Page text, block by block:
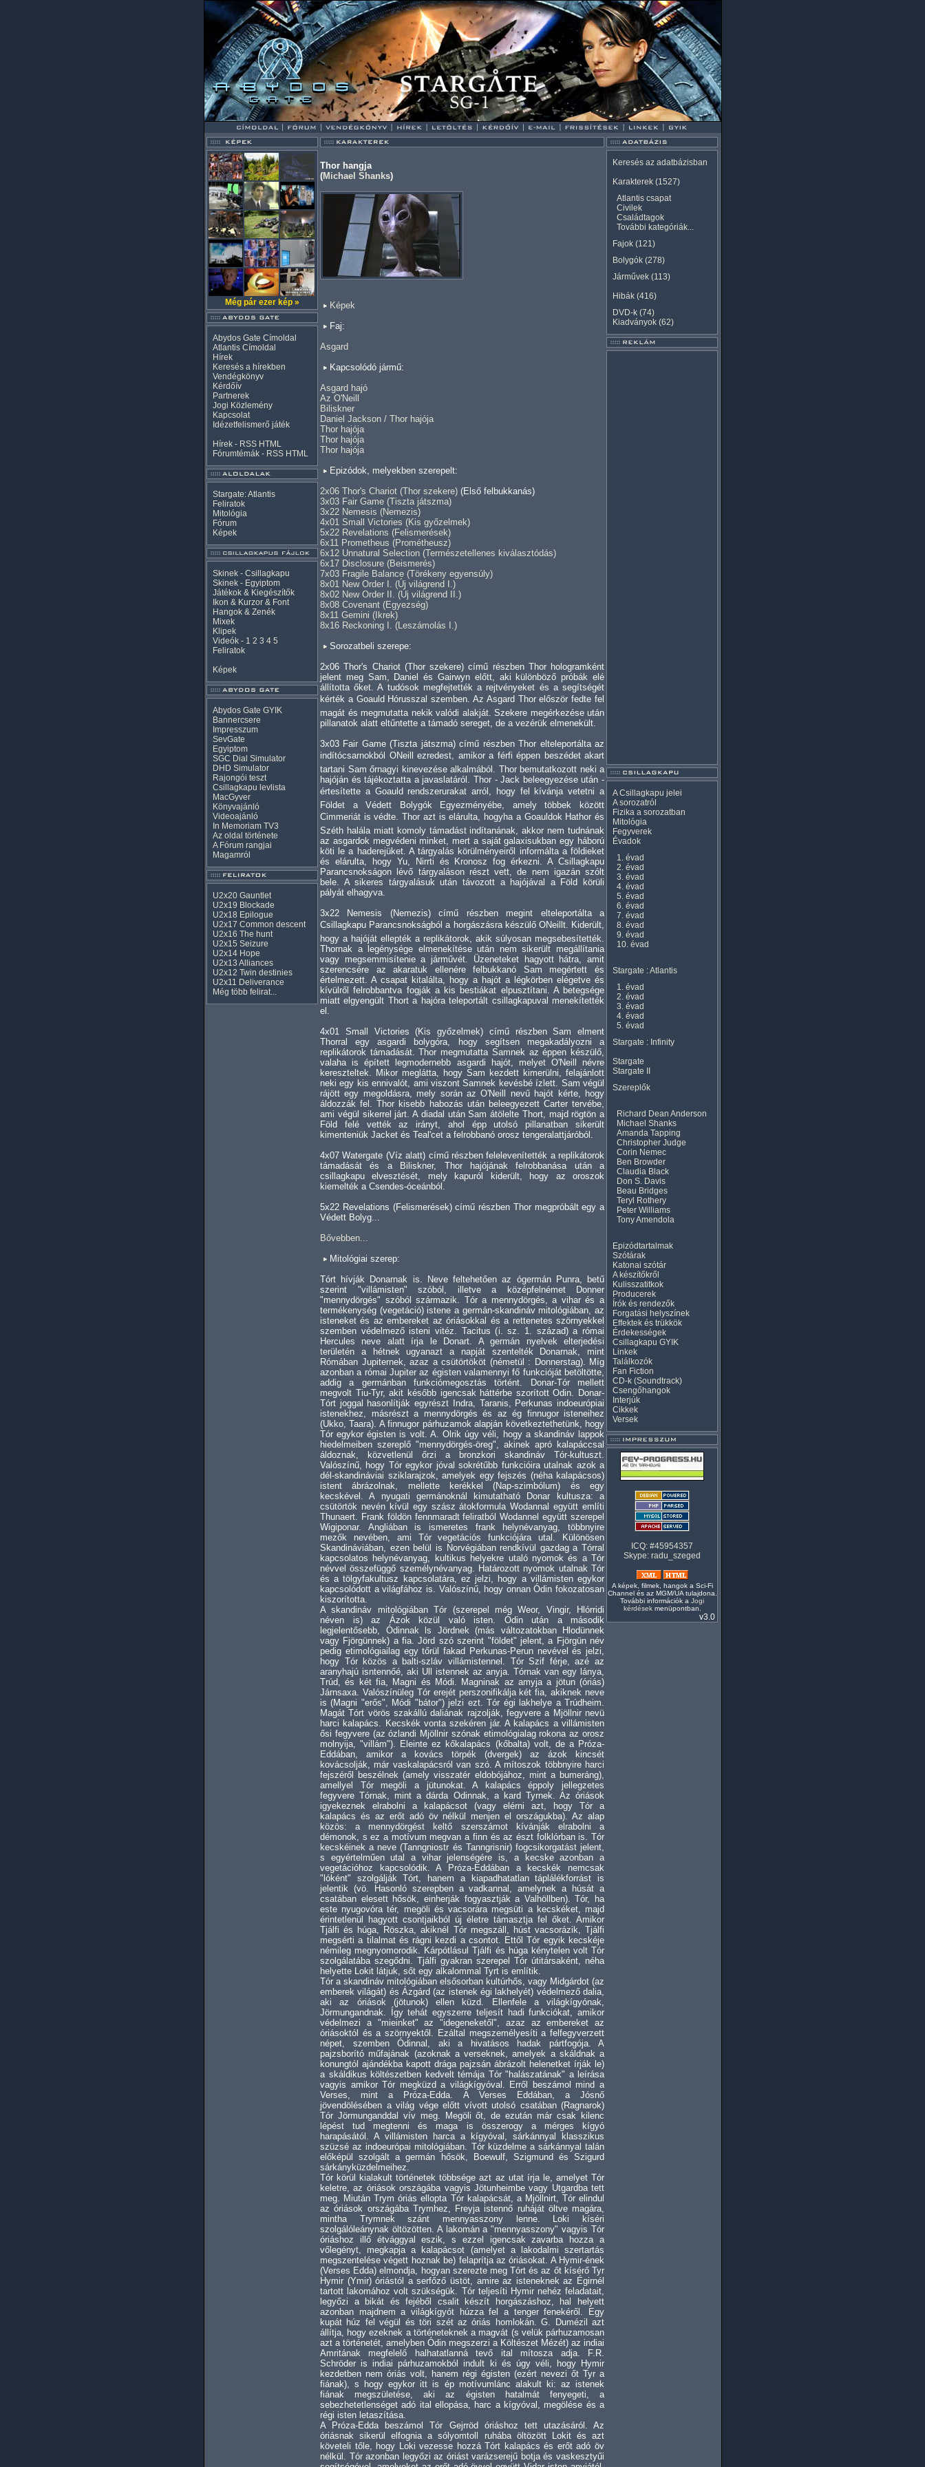
Még pár ezer kép »
Abydos Gate Címoldal
Atlantis Címoldal
Hírek
Keresés a hírekben
Vendégkönyv
Kérdőív
Partnerek
Jogi Közlemény
Kapcsolat
Idézetfelismerő játék
Hírek - RSS HTML
Fórumtémák - RSS HTML
Stargate: Atlantis
Feliratok
Mitológia
Fórum
Képek
Skinek - Csillagkapu
Skinek - Egyiptom
Játékok & Kiegészítők
Ikon & Kurzor & Font
Hangok & Zenék
Mixek
Klipek
Videók - 1 2 3 4 5
Feliratok
Képek
Abydos Gate GYIK
Bannercsere
Impresszum
SevGate
Egyiptom
SGC Dial Simulator
DHD Simulator
Rajongói teszt
Csillagkapu levlista
MacGyver
Könyvajánló
Videoajánló
In Memoriam TV3
Az oldal története
A Fórum rangjai
Magamról
U2x20 Gauntlet
U2x19 Blockade
U2x18 Epilogue
U2x17 Common descent
U2x16 The hunt
U2x15 Seizure
U2x14 Hope
U2x13 Alliances
U2x12 Twin destinies
U2x11 Deliverance
Még több felirat...
Thor hangja
(Michael Shanks)
Képek
Faj:
Asgard
Kapcsolódó jármű:
Asgard hajó
Az O'Neill
Biliskner
Daniel Jackson / Thor hajója
Thor hajója
Thor hajója
Thor hajója
Epizódok, melyekben szerepelt:
2x06 Thor's Chariot (Thor szekere) (Első felbukkanás)
3x03 Fair Game (Tiszta játszma)
3x22 Nemesis (Nemezis)
4x01 Small Victories (Kis győzelmek)
5x22 Revelations (Felismerések)
6x11 Prometheus (Prométheusz)
6x12 Unnatural Selection (Természetellenes kiválasztódás)
6x17 Disclosure (Beismerés)
7x03 Fragile Balance (Törékeny egyensúly)
8x01 New Order I. (Új világrend I.)
8x02 New Order II. (Új világrend II.)
8x08 Covenant (Egyezség)
8x11 Gemini (Ikrek)
8x16 Reckoning I. (Leszámolás I.)
Sorozatbeli szerepe:
2x06 Thor's Chariot (Thor szekere) című részben Thor hologramként
jelent meg Sam, Daniel és Gairwyn előtt, aki különböző próbák elé
állította őket. A tudósok megfejtették a rejtvényeket és a segítségét
kérték a Goauld Hórusszal szemben. Az Asgard Thor először fedte fel
magát és megmutatta nekik valódi alakját. Szekere megérkezése után
pillanatok alatt eltűntette a támadó sereget, de a vezérük elmenekült.
3x03 Fair Game (Tiszta játszma) című részben Thor elteleportálta az
indítócsarnokból ONeill ezredest, amikor a férfi éppen beszédet akart
tartani Sam őrnagyi kinevezése alkalmából. Thor bemutatkozott neki a
hajóján és tájékoztatta a javaslatáról. Thor - Jack beleegyezése után -
értesítette a Goauld rendszerurakat arról, hogy fel kívánja vetetni a
Földet a Védett Bolygók Egyezményébe, amely többek között
Cimmeriát is védte. Thor azt is elárulta, hogyha a Goauldok Hathor és
Széth halála miatt komoly támadást indítanának, akkor nem tudnának
az asgardok megvédeni minket, mert a saját galaxisukban egy háború
köti le a haderejüket. A tárgyalás körülményeiről informálta a földieket
és elárulta, hogy Yu, Nirrti és Kronosz fog érkezni. A Csillagkapu
Parancsnokságon lévő tárgyaláson részt vett, de nem igazán szólt
bele. A sikeres tárgyalásuk után távozott a hajójával a Föld körüli
pályát elhagyva.
3x22 Nemesis (Nemezis) című részben megint elteleportálta a
Csillagkapu Parancsnokságból a horgászásra készülő ONeillt. Kiderült,
hogy a hajóját ellepték a replikátorok, akik súlyosan megsebesítették.
Thornak a legénysége elmenekítése után nem sikerült megállítania
vagy megsemmisítenie a járművét. Üzeneteket hagyott hátra, amit
szerencsére az akaratuk ellenére felbukkanó Sam megértett és
értelmezett. A csapat kitalálta, hogy a hajót a légkörben elégetve és
kívülről felrobbantva fogják a kis bestiákat elpusztítani. A betegsége
miatt elgyengült Thort a hajóra teleportált csillagkapuval menekítették
el.
4x01 Small Victories (Kis győzelmek) című részben Sam elment
Thorral egy asgardi bolygóra, hogy segítsen megakadályozni a
replikátorok támadását. Thor megmutatta Samnek az éppen készülő,
valaha is épített legmodernebb asgardi hajót, melyet O'Neill névre
kereszteltek. Mikor meglátta, hogy Sam kezdett kimerülni, felajánlott
neki egy kis ennivalót, ami viszont Samnek kevésbé ízlett. Sam végül
rájött egy megoldásra, mely során az O'Neill nevű hajót kérte, hogy
áldozzák fel. Thor kisebb habozás után beleegyezett Carter tervébe,
ami végül sikerrel járt. A diadal után Sam átölelte Thort, majd rögtön a
Föld felé vették az irányt, ahol épp utolsó pillanatban sikerült
kimenteniük Jacket és Teal'cet a felrobbanó orosz tengeralattjáróból.
4x07 Watergate (Víz alatt) című részben felelevenítették a replikátorok
támadását és a Biliskner, Thor hajójának felrobbanása után a
csillagkapu elvesztését, mely kapuról kiderült, hogy az oroszok
kiemelték a Csendes-óceánból.
5x22 Revelations (Felismerések) című részben Thor megpróbált egy a
Védett Bolyg...
Bővebben...
Mitológiai szerep:
Tórt hívják Donarnak is. Neve feltehetően az ógermán Punra, betű
szerint "villámisten" szóból, illetve a középfelnémet Donner
"mennydörgés" szóból származik. Tór a mennydörgés, a vihar és a
termékenység (vegetáció) istene a germán-skandináv mitológiában, az
isteneket és az embereket az óriásokkal és a rettenetes szörnyekkel
szemben védelmező isteni vitéz. Tacitus (i. sz. 1. század) a római
Hercules neve alatt írja le Donart. A germán nyelvek elterjedési
területén a hétnek ugyanazt a napját szentelték Donarnak, mint
Rómában Jupiternek, azaz a csütörtököt (németül : Donnerstag). Míg
azonban a római Jupiter az égisten valamennyi fő funkcióját betöltötte,
addig a germánban funkciómegosztás történt. Donar-Tór mellett
megvolt Tiu-Tyr, akit később igencsak háttérbe szorított Odin. Donar-
Tórt joggal hasonlítják egyrészt Indra, Taranis, Perkunas indoeurópiai
istenekhez, másrészt a mennydörgés és az ég finnugor isteneihez
(Ukko, Taara). A finnugor párhuzamok alapján következtethetünk, hogy
Tór egykor égisten is volt. A. Olrik úgy véli, hogy a skandináv lappok
hiedelmeiben szereplő "mennydörgés-öreg", akinek apró kalapáccsal
áldoznak, közvetlenül őrzi a bronzkori skandináv Tór-kultuszt.
Valószínű, hogy Tór egykor jóval sokrétűbb funkcióira utalnak azok a
dél-skandináviai sziklarajzok, amelyek egy fejszés (néha kalapácsos)
istent ábrázolnak, mellette kerékkel (Nap-szimbólum) és egy
kecskével. A nyugati germánoknál kimutatható Donar kultusza: a
csütörtök nevén kívül egy szász átokformula Wodannal együtt említi
Thunaert. Frank földön fennmaradt feliratból Wodannel együtt szerepel
Wigiponar. Angliában is ismeretes frank helynévanyag, többnyire
mezők nevében, ami Tór vegetációs funkciójára utal. Különösen
Skandináviában, ezen belül is Norvégiában rendkívül gazdag a Tórral
kapcsolatos helynévanyag, kultikus helyekre utaló nyomok és a Tór
névvel összefüggő személynévanyag. Határozott nyomok utalnak Tór
és a tölgyfakultusz kapcsolatára, ez jelzi, hogy a villámisten egykor
kapcsolódott a világfához is. Valószínű, hogy onnan Ódin fokozatosan
kiszorította.
A skandináv mitológiában Tór (szerepel még Weor, Vingir, Hlórridi
néven is) az Ázok közül való isten. Ódin után a második
legjelentősebb, Ódinnak ls Jördnek (más változatokban Hlodünnek
vagy Fjörgünnek) a fia. Jörd szó szerint "földet" jelent, a Fjörgün név
pedig etimológiailag egy tőrül fakad Perkunas-Perun nevével és jelzi,
hogy Tór közös a balti-szláv villámistennel. Tór Szif férje, azé az
aranyhajú isntennőé, aki Ull istennek az anyja. Tórnak van egy lánya,
Trúd, és két fia, Magni és Módi. Magninak az amyja a jötun (óriás)
Járnsaxa. Valószínüleg Tór erejét perszonifikálja két fia, akiknek neve
is (Magni "erős", Módi "bátor") jelzi ezt. Tór égi lakhelye a Trúdheim.
Magát Tórt vörös szakállú daliának rajzolják, fegyvere a Mjöllnir nevü
harci kalapács. Kecskék vonta szekéren jár. A kalapács a villámisten
ősi fegyvere (az ózlandi Mjöllnir szónak etimológialag rokona az orosz
molnyija, "villám"). Eleinte ez kőkalapács (kőbalta) volt, de a Próza-
Eddában, amikor a kovács törpék (dvergek) az ázok kincsét
kovácsolják, már vaskalapácsról van szó. A mítoszok többnyire harci
fejszéről beszélnek (amely visszatér eldobójához, mint a bumeráng),
amellyel Tór megöli a jütunokat. A kalapács éppoly jellegzetes
fegyvere Tórnak, mint a dárda Odinnak, a kard Tyrnek. Az óriások
igyekeznek elrabolni a kalapácsot (vagy elérni azt, hogy Tór a
kalapács és az erőt adó öv nélkül menjen el országukba). Az alap
közös: a mennydörgést keltő szerszámot kívánják elrabolni a
démonok, s ez a motívum megvan a finn és az észt folklórban is. Tór
kecskéinek a neve (Tanngniostr és Tanngrisnir) fogcsikorgatást jelent,
s egyértelműen utal a vihar jelenségére is, a kecske azonban a
vegetációhoz kapcsolódik. A Próza-Eddában a kecskék nemcsak
"lóként" szolgálják Tórt, hanem a kiapadhatatlan táplálékforrást is
jelentik (vö. Hasonló szerepben a vadkannal, amelynek a húsát a
csatában elesett hősök, einherják fogyasztják a Valhöllben). Tór, ha
este nyugovóra tér, megöli és vacsorára megsüti a kecskéket, majd
érintetlenül hagyott csontjaikból új életre támasztja fel őket. Amikor
Tjálfi és húga, Röszka, akiknél Tór megszáll, húst vacsorázik, Tjálfi
megsérti a tilalmat és rágni kezdi a csontot. Ettől Tór egyik kecskéje
némileg megnyomorodik. Kárpótlásul Tjálfi és húga kénytelen volt Tór
szolgálatába szegődni. Tjálfi gyakran szerepel Tór útitársaként, néha
helyette Lokit látjuk, sőt egy alkalommal Tyrt is említik.
Tór a skandináv mitológiában elsősorban kultúrhős, vagy Midgárdot (az
emberek világát) és Ázgárd (az istenek égi lakhelyét) védelmező dalia,
aki az óriások (jötunok) ellen küzd. Ellenfele a világkígyónak,
Jörmungandnak. Így tehát egyszerre teljesít hadi funkciókat, amikor
védelmezi a "mieinket" az "idegeneketől", azaz az embereket az
óriásoktól és a szörnyektől. Ezáltal megszemélyesíti a felfegyverzett
népet, szemben Ódinnal, aki a hivatásos hadak pártfogója. A
pajzsborító műfajának (azoknak a verseknek, amelyek a skáldnak a
konungtól ajándékba kapott drága pajzsán ábrázolt helenetket írják le)
a skáldikus költészetben kedvelt témája Tór "halászatának" a leírása
vagyis amikor Tór megküzd a világkígyóval. Erről beszámol mind a
Verses, mint a Próza-Edda. A Verses Eddában, a Jósnő
jövendölésében a világ vége előtt vívott utolsó csatában (Ragnarok)
Tór Jörmunganddal vív meg. Megöli őt, de ezután már csak kilenc
lépést tud megtenni és maga is összerogy a mérges kígyó
harapásától. A villámisten harca a kígyóval, sárkánnyal klasszikus
szüzsé az indoeurópai mitológiában. Tór küzdelme a sárkánnyal talán
előképül szolgált a germán hősök, Boewulf, Szigmund és Szigurd
sárkányküzdelmeihez.
Tór körül kialakult történetek többsége azt az utat írja le, amelyet Tór
keletre, az óriások országába vagyis Jötunheimbe vagy Utgardba tett
meg. Miután Trym óriás ellopta Tór kalapácsát, a Mjöllnirt, Tór elindul
az óriások országába Trymhez, Freyja istennő ruháját öltve magára,
mintha Trymnek szánt mennyasszony lenne. Loki kíséri
szolgálóleánynak öltözötten. A lakomán a "mennyasszony" vagyis Tór
óriáshoz illő étvággyal eszik, s ezzel igencsak zavarba hozza a
vőlegényt, megkapja a kalapácsot (amelyet a lakodalmi szertartás
megszentelése végett hoznak be) felaprítja az óriásokat. A Hymir-ének
(Verses Edda) elmondja, hogyan szerezte meg Tórt és az őt kísérő Tyr
Hymir (Ymir) óriástól a serfőző üstöt, amire az isteneknek az Égirnél
tartott lakomához volt szükségük. Tór teljesíti Hymir nehéz feladatait,
legyőzi a bikát és fejéből csalit készít horgászáshoz, hal helyett
azonban majdnem a világkígyót húzza fel a tenger fenekéről. Egy
kupát húz fel végül és töri szét az óriás homlokán. G. Dumézil azt
állítja, hogy ezeknek a történeteknek a magvát (s velük párhuzamosan
azt a történetét, amelyben Ódin megszerzi a Költészet Mézét) az indiai
Amritának megfelelő halhatatlanná tevő ital mítosza adja. F.R.
Schröder is indiai párhuzamokból indult ki és úgy véli, hogy Hymir
kezdetben nem óriás volt, hanem régi égisten (ezért nevezi őt Tyr a
fiának), s hogy egykor itt is ép motívumlánc alakult ki: az istenek
fiának megszületése, aki az égisten hatalmát fenyegeti, a
sebezhetetlenséget adó ital ellopása, harc a kígyóval, megölése és a
régi isten letaszítása.
A Próza-Edda beszámol Tór Gejrröd óriáshoz tett utazásáról. Az
óriásnak sikerül elfognia a sólyomtoll ruhába öltözött Lokit és azt
követeli tőle, hogy Loki vezesse hozzá Tórt kalapács és erőt adó öv
nélkül. Tór azonban legyőzi az óriást varázserejű botja és vaskesztyűi
Keresés az adatbázisban
Karakterek (1527)
Atlantis csapat
Civilek
Családtagok
További kategóriák...
Fajok (121)
Bolygók (278)
Járművek (113)
Hibák (416)
DVD-k (74)
Kiadványok (62)
A Csillagkapu jelei
A sorozatról
Fizika a sorozatban
Mitológia
Fegyverek
Évadok
1. évad
2. évad
3. évad
4. évad
5. évad
6. évad
7. évad
8. évad
9. évad
10. évad
Stargate : Atlantis
1. évad
2. évad
3. évad
4. évad
5. évad
Stargate : Infinity
Stargate
Stargate II
Szereplők
Richard Dean Anderson
Michael Shanks
Amanda Tapping
Christopher Judge
Corin Nemec
Ben Browder
Claudia Black
Don S. Davis
Beau Bridges
Teryl Rothery
Peter Williams
Tony Amendola
Epizódtartalmak
Szótárak
Katonai szótár
A készítőkről
Kulisszatitkok
Producerek
Írók és rendezők
Forgatási helyszínek
Effektek és trükkök
Érdekességek
Csillagkapu GYIK
Linkek
Találkozók
Fan Fiction
CD-k (Soundtrack)
Csengőhangok
Interjúk
Cikkek
Versek
ICQ: #45954357
Skype: radu_szeged
A képek, filmek, hangok a Sci-Fi
Channel és az MGM/UA tulajdona.
További információk a Jogi
kérdésekmenüpontban.
v3.0